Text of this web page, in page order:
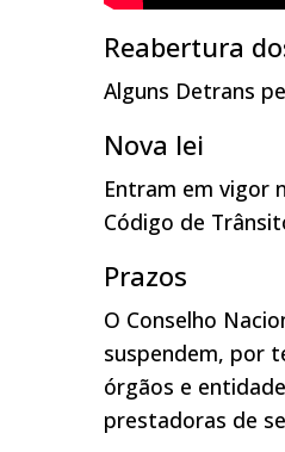
Reabertura
Alguns Detrans
Nova lei
Entram em vigor
Código de
Prazos
O Conselho
suspendem, por
órgãos e
prestadoras de